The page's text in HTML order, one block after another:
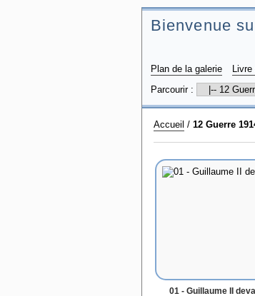
Bienvenue
Plan de la galerie Livre
Parcourir :
Accueil / 12 Guerre
01 - Guillaume II